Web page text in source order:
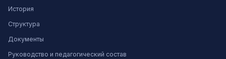
История
Структура
Документы
Руководство и педагогический состав